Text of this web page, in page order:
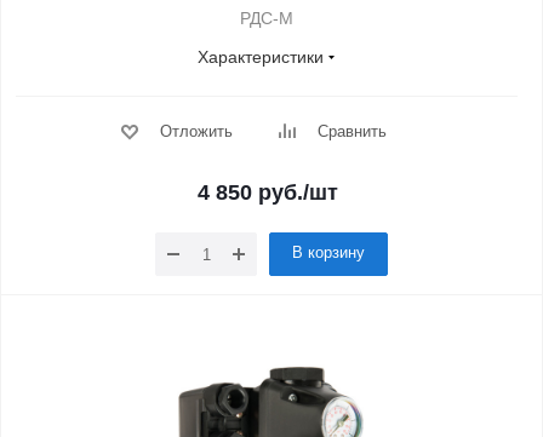
РДС-М
Характеристики
Отложить Сравнить
4 850руб./шт
В корзину